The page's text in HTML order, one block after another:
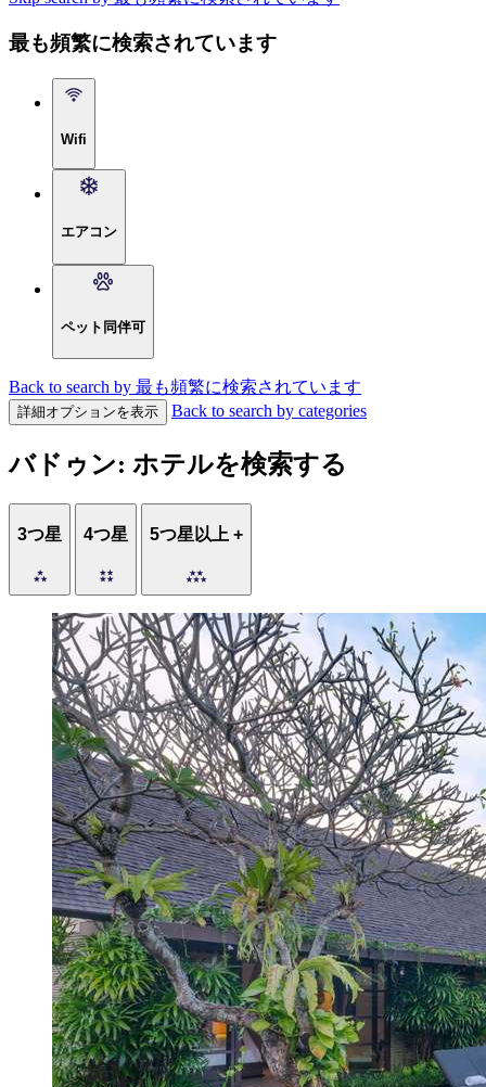
最も頻繁に検索されています
Wifi
エアコン
ペット同伴可
Back to search by 最も頻繁に検索されています
詳細オプションを表示 Back to search by categories
バドゥン: ホテルを検索する
3つ星 4つ星 5つ星以上 +